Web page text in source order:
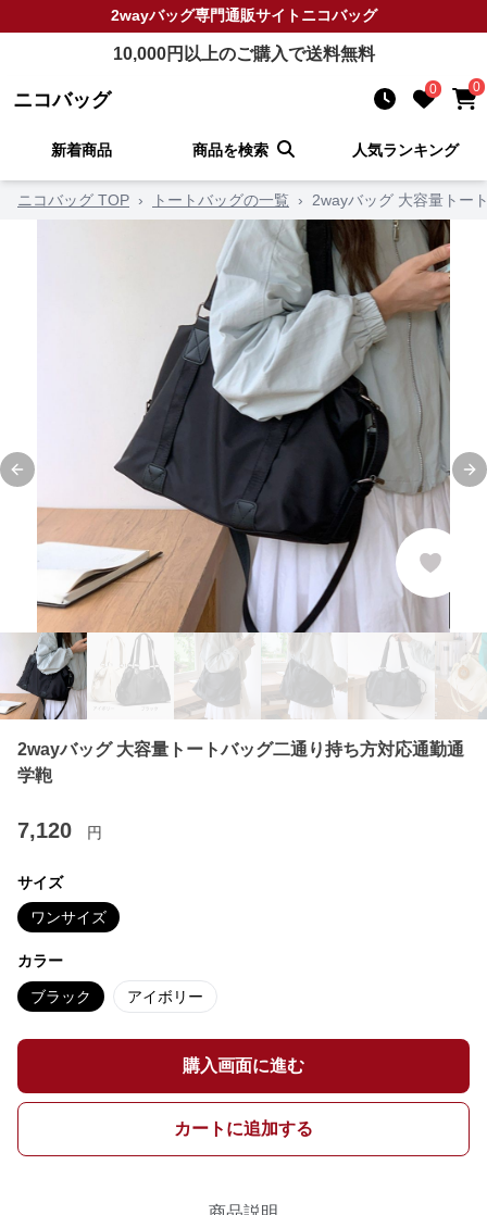
2wayバッグ専門通販サイトニコバッグ
10,000円以上のご購入で送料無料
ニコバッグ 0 0
新着商品 商品を検索 人気ランキング
ニコバッグ TOP › トートバッグの一覧 › 2wayバッグ 大容量トー
Previous slide
2wayバッグ 大容量トートバッグ二通り持ち方対応通勤通
学鞄
7,120 円
サイズ
ワンサイズ
カラー
ブラック アイボリー
購入画面に進む
カートに追加する